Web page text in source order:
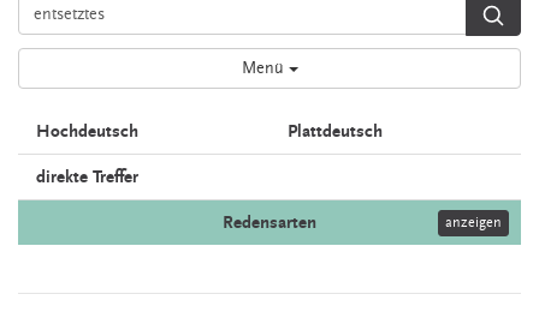
Menü
Hochdeutsch Plattdeutsch
direkte Treffer
Redensarten anzeigen